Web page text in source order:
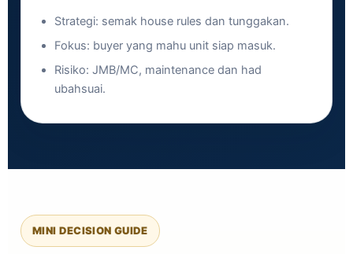
Strategi: semak house rules dan tunggakan.
Fokus: buyer yang mahu unit siap masuk.
Risiko: JMB/MC, maintenance dan had
ubahsuai.
MINI DECISION GUIDE